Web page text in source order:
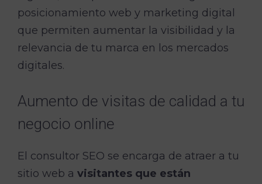
posicionamiento web y marketing digital
que permiten aumentar la visibilidad y la
relevancia de tu marca en los mercados
digitales.
Aumento de visitas de calidad a tu
negocio online
El consultor SEO se encarga de atraer a tu
sitio web a visitantes que están